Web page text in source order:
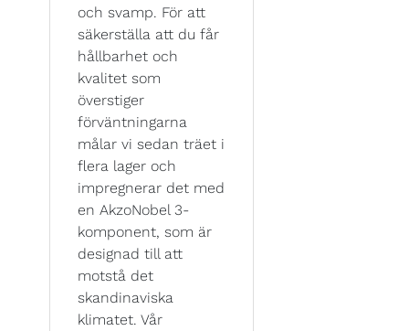
och svamp. För att
säkerställa att du får
hållbarhet och
kvalitet som
överstiger
förväntningarna
målar vi sedan träet i
flera lager och
impregnerar det med
en AkzoNobel 3-
komponent, som är
designad till att
motstå det
skandinaviska
klimatet. Vår